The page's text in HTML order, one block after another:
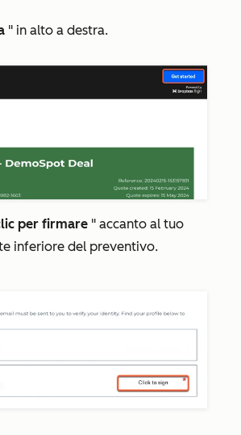
" in alto a destra.
per firmare " accanto al tuo
inferiore del preventivo.